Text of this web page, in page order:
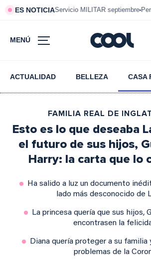
ES NOTICIAServicio MILITAR septiembre
MENÚ
ACTUALIDAD BELLEZA CASA
FAMILIA REAL DE
Esto es lo que deseaba
el futuro de sus hijos,
Harry: la carta que lo
Ha salido a luz un documento
lado más desconocido de
La princesa quería que sus hijos,
encontrasen la
Diana quería proteger a su familia
problemas de la